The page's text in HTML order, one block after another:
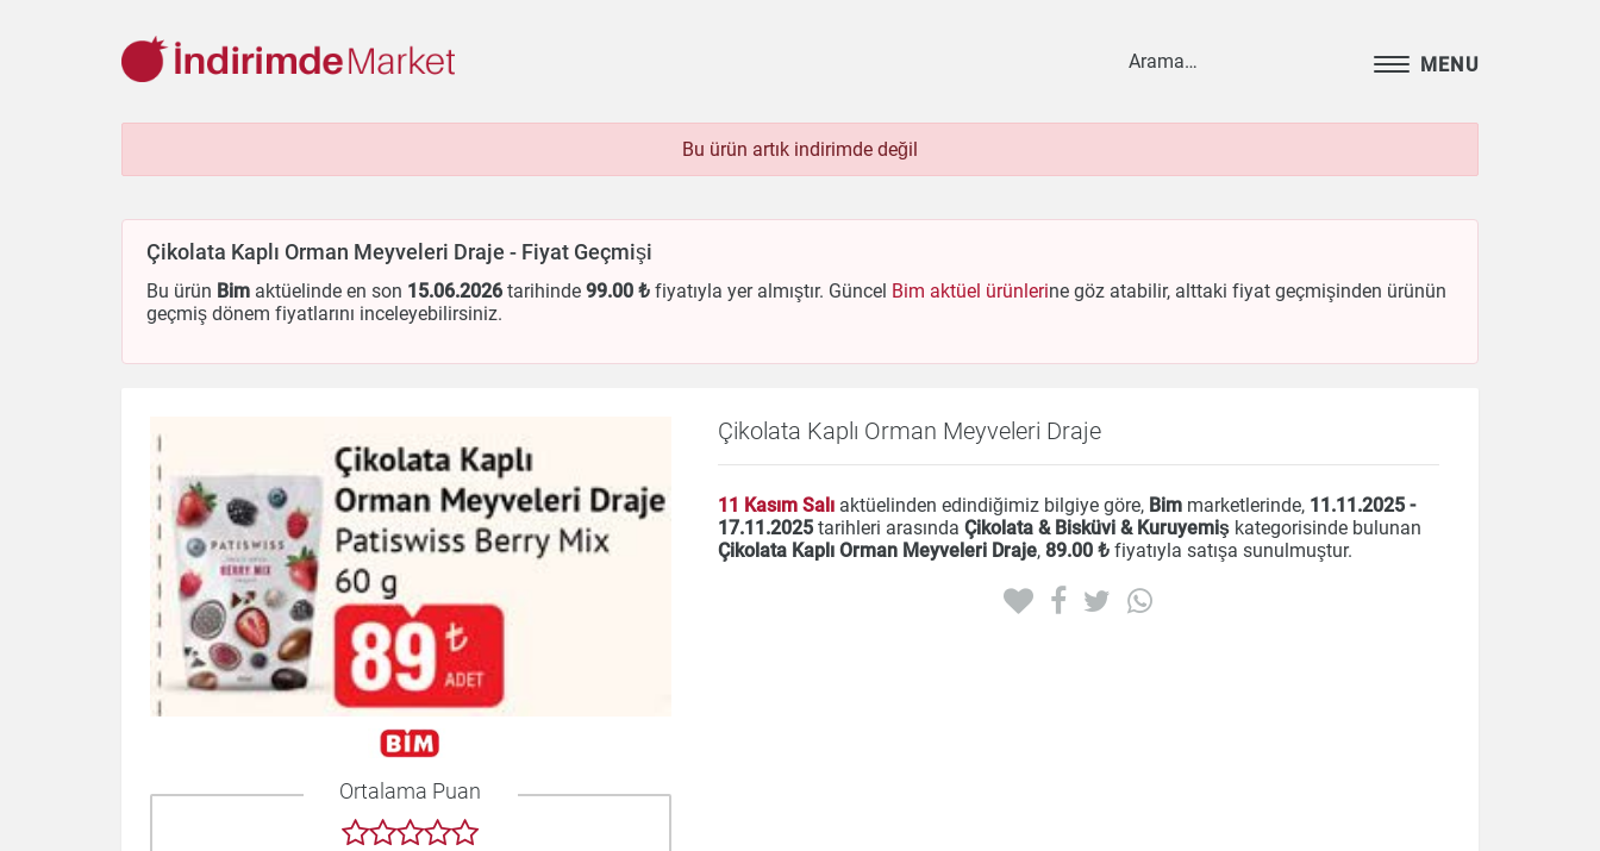
MENU
Cep Telefonu
Çikolata & Bisküvi & Kuruyemiş Dondurma Dondurulmuş Ürünler Elektronik
Et & Balık
Ev & Dekorasyon
Gezi & Seyahat Giyim Hazır Soslar Hazır Yemekler
Kişisel Bakım
Kitap & Dergi Konserve Küçük Ev Aletleri Meyve & Sebze Mutfak Ürünleri
Otomobil
Oyuncak
Sağlık Süt Ürünleri & Kahvaltılık Temizlik
Bu ürün artık indirimde değil
Çikolata Kaplı Orman Meyveleri Draje - Fiyat Geçmişi
Bu ürün Bim aktüelinde en son 15.06.2026 tarihinde 99.00 ₺ fiyatıyla yer almıştır. Güncel Bim aktüel ürünlerine göz atabilir, alttaki fiyat geçmişinden ürünün
geçmiş dönem fiyatlarını inceleyebilirsiniz.
Ortalama Puan
Çikolata Kaplı Orman Meyveleri Draje
11 Kasım Salıaktüelinden edindiğimiz bilgiye göre, Bimmarketlerinde, 11.11.2025 -
17.11.2025tarihleri arasında Çikolata & Bisküvi & Kuruyemişkategorisinde bulunan
Çikolata Kaplı Orman Meyveleri Draje, 89.00 ₺fiyatıyla satışa sunulmuştur.